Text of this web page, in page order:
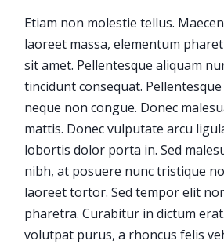
Etiam non molestie tellus.
laoreet massa, elementum
sit amet. Pellentesque aliquam
tincidunt consequat.
neque non congue. Donec
mattis. Donec vulputate arcu
lobortis dolor porta in. Sed
nibh, at posuere nunc tristique
laoreet tortor. Sed tempor elit
pharetra. Curabitur in dictum
volutpat purus, a rhoncus felis